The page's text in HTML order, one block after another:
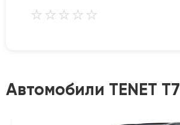
⭐⭐⭐⭐⭐
Автомобили TENET T7